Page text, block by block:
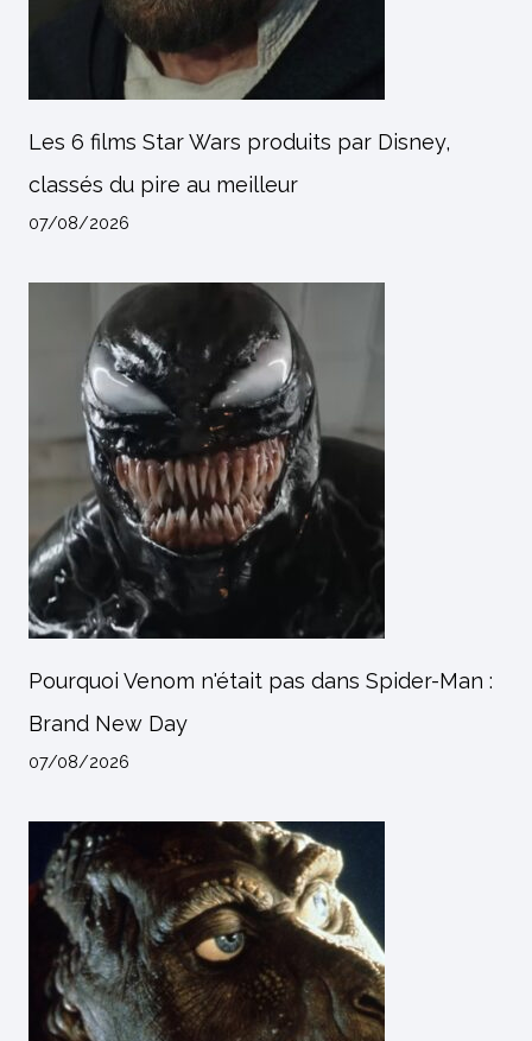
Les 6 films Star Wars produits par Disney,
classés du pire au meilleur
07/08/2026
Pourquoi Venom n'était pas dans Spider-Man :
Brand New Day
07/08/2026